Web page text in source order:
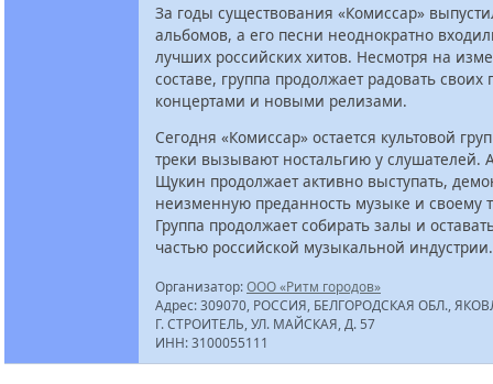
За годы существования «Комиссар»
альбомов, а его песни неоднократно
лучших российских хитов. Несмотря на
составе, группа продолжает радовать своих
концертами и новыми релизами.
Сегодня «Комиссар» остается культовой
треки вызывают ностальгию у слушателей.
Щукин продолжает активно выступать,
неизменную преданность музыке и своему
Группа продолжает собирать залы и
частью российской музыкальной
Организатор:ООО «Ритм городов»
Адрес: 309070, РОССИЯ, БЕЛГОРОДСКАЯ ОБЛ.,
Г. СТРОИТЕЛЬ, УЛ. МАЙСКАЯ, Д. 57
ИНН: 3100055111